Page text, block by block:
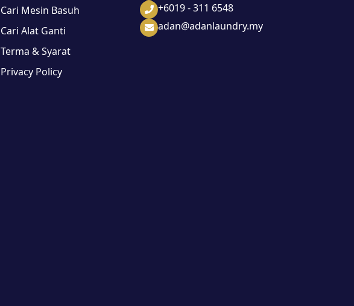
Cari Mesin Basuh
Cari Alat Ganti
Terma & Syarat
Privacy Policy
+6019 - 311 6548
adan@adanlaundry.my